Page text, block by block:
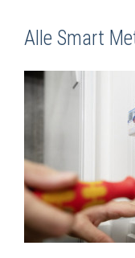
Alle Smart